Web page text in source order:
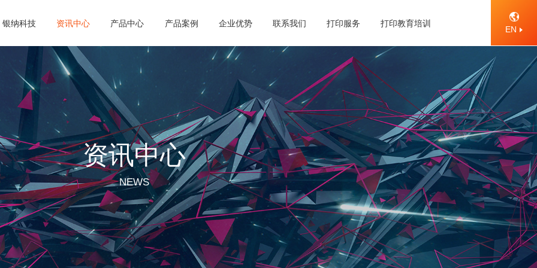
银纳科技 资讯中心 产品中心 产品案例 企业优势 联系我们 打印服务 打印教育培训
EN
资讯中心
NEWS